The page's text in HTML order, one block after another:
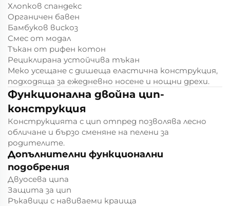
Хлопков спандекс
Органичен бавен
Бамбуков вискоз
Смес от модал
Тъкан от рифен котон
Рециклирана устойчива тъкан
Меко усещане с дишеща еластична конструкция,
подходяща за ежедневно носене и нощни дрехи.
Функционална двойна цип-
конструкция
Конструкцията с цип отпред позволява лесно
обличане и бързо сменяне на пелени за
родителите.
Допълнителни функционални
подобрения
Двуосева ципа
Защита за цип
Ръкавици с навиваеми краища